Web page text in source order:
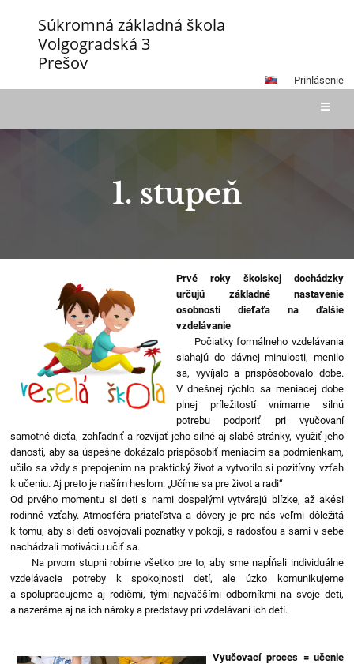
Súkromná základná škola
Volgogradská 3
Prešov
Prihlásenie
1. stupeň
stupeň
Prvé roky školskej dochádzky
určujú základné nastavenie
osobnosti dieťaťa na ďalšie
vzdelávanie
Počiatky formálneho vzdelávania
siahajú do dávnej minulosti, menilo
sa, vyvíjalo a prispôsobovalo dobe.
V dnešnej rýchlo sa meniacej dobe
plnej príležitostí vnímame silnú
potrebu podporiť pri vyučovaní
samotné dieťa, zohľadniť a rozvíjať jeho silné aj slabé stránky, využiť jeho
danosti, aby sa úspešne dokázalo prispôsobiť meniacim sa podmienkam,
učilo sa vždy s prepojením na praktický život a vytvorilo si pozitívny vzťah
k učeniu. Aj preto je naším heslom: „Učíme sa pre život a radi“
Od prvého momentu si deti s nami dospelými vytvárajú blízke, až akési
rodinné vzťahy. Atmosféra priateľstva a dôvery je pre nás veľmi dôležitá
k tomu, aby si deti osvojovali poznatky v pokoji, s radosťou a sami v sebe
nachádzali motiváciu učiť sa.
Na prvom stupni robíme všetko pre to, aby sme napĺňali individuálne
vzdelávacie potreby k spokojnosti detí, ale úzko komunikujeme
a spolupracujeme aj rodičmi, tými najväčšími odborníkmi na svoje deti,
a nazeráme aj na ich nároky a predstavy pri vzdelávaní ich detí.
Vyučovací proces = učenie